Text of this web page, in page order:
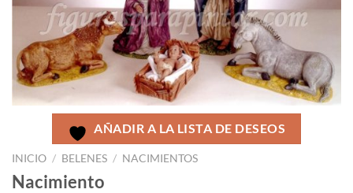
LISTA
DE
DESEOS
AÑADIR A LA LISTA DE DESEOS
INICIO / BELENES / NACIMIENTOS
Nacimiento